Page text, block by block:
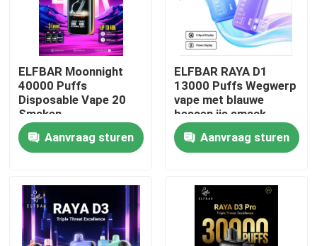
Thuis
Videos
ELFBAR Moonnight
40000 Puffs
Disposable Vape 20
Smaken
Aanvraag sturen
ELFBAR RAYA D1
13000 Puffs Wegwerp
vape met blauwe
bessen ijs smaak
Aanvraag sturen